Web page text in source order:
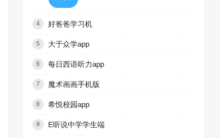
好爸爸学习机
4
大于众学app
5
每日西语听力app
6
魔术画画手机版
7
希悦校园app
8
E听说中学学生端
9